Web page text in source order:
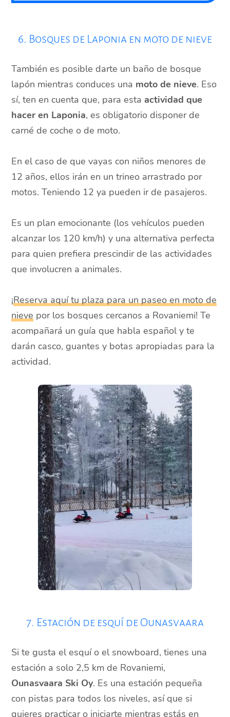
6. Bosques de Laponia en moto de nieve
También es posible darte un baño de bosque
lapón mientras conduces una moto de nieve. Eso
sí, ten en cuenta que, para estaactividad que
hacer en Laponia, es obligatorio disponer de
carné de coche o de moto.
En el caso de que vayas con niños menores de
12 años, ellos irán en un trineo arrastrado por
motos. Teniendo 12 ya pueden ir de pasajeros.
Es un plan emocionante (los vehículos pueden
alcanzar los 120 km/h) y una alternativa perfecta
para quien prefiera prescindir de las actividades
que involucren a animales.
¡Reserva aquí tu plaza para un paseo en moto de
nieve por los bosques cercanos a Rovaniemi! Te
acompañará un guía que habla español y te
darán casco, guantes y botas apropiadas para la
actividad.
7. Estación de esquí de Ounasvaara
Si te gusta el esquí o el snowboard, tienes una
estación a solo 2,5 km de Rovaniemi,
Ounasvaara Ski Oy. Es una estación pequeña
con pistas para todos los niveles, así que si
quieres practicar o iniciarte mientras estás en